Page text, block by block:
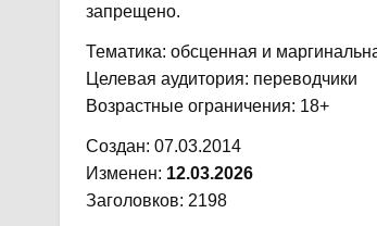
запрещено.
Тематика: обсценная и
Целевая аудитория: переводчики
Возрастные ограничения: 18+
Создан: 07.03.2014
Изменен: 12.03.2026
Заголовков: 2198